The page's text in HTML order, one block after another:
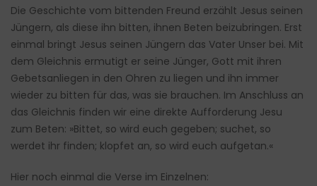
Die Geschichte vom bittenden Freund erzählt Jesus seinen
Jüngern, als diese ihn bitten, ihnen Beten beizubringen. Erst
einmal bringt Jesus seinen Jüngern das Vater Unser bei. Mit
dem Gleichnis ermutigt er seine Jünger, Gott mit ihren
Gebetsanliegen in den Ohren zu liegen und ihn immer
wieder zu bitten für das, was sie brauchen. Im Anschluss an
das Gleichnis finden wir eine direkte Aufforderung Jesu
zum Beten: »Bittet, so wird euch gegeben; suchet, so
werdet ihr finden; klopfet an, so wird euch aufgetan.«
Hier noch einmal die Verse im Einzelnen: